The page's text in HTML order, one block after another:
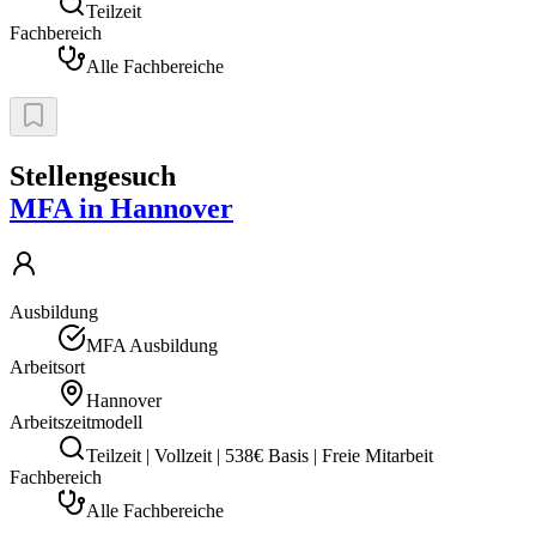
Teilzeit
Fachbereich
Alle Fachbereiche
Stellengesuch
MFA in Hannover
Ausbildung
MFA Ausbildung
Arbeitsort
Hannover
Arbeitszeitmodell
Teilzeit | Vollzeit | 538€ Basis | Freie Mitarbeit
Fachbereich
Alle Fachbereiche